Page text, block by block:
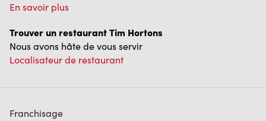
En savoir plus
Trouver un restaurant Tim Hortons
Nous avons hâte de vous servir
Localisateur de restaurant
Franchisage